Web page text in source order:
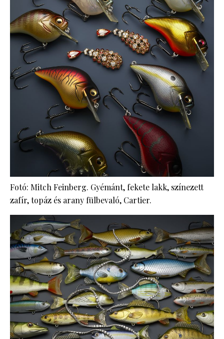
Fotó: Mitch Feinberg. Gyémánt, fekete lakk, színezett
zafír, topáz és arany fülbevaló, Cartier.